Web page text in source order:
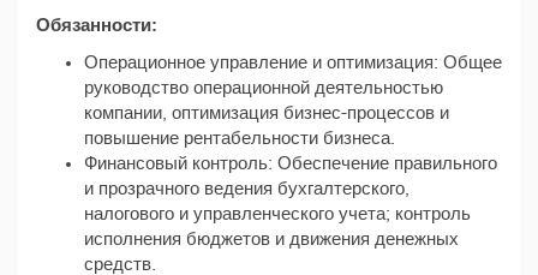
Обязанности:
Операционное управление и оптимизация: Общее
руководство операционной деятельностью
компании, оптимизация бизнес-процессов и
повышение рентабельности бизнеса.
Финансовый контроль: Обеспечение правильного
и прозрачного ведения бухгалтерского,
налогового и управленческого учета; контроль
исполнения бюджетов и движения денежных
средств.